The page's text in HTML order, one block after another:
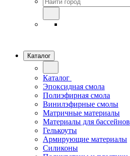
Каталог
Каталог
Эпоксидная смола
Полиэфирная смола
Винилэфирные смолы
Матричные материалы
Материалы для бассейнов
Гелькоуты
Армирующие материалы
Силиконы